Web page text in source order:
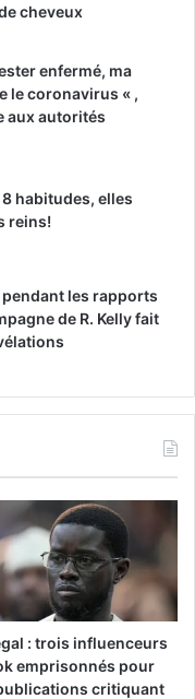
cheveux
enfermé, ma
le coronavirus « ,
aux autorités
habitudes, elles
reins!
les rapports
de R. Kelly fait
: trois influenceurs
emprisonnés pour
critiquant